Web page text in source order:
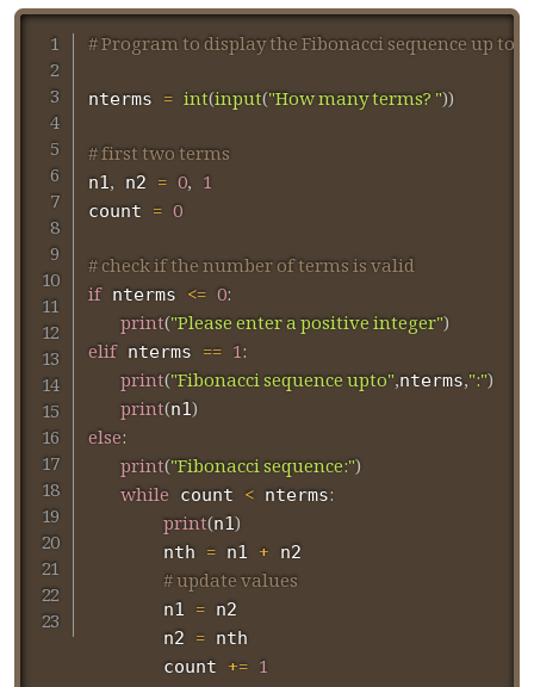
# Program to display the Fibonacci sequence up to
nterms = int(input("How many terms? "))
# first two terms
n1, n2 = 0, 1
count = 0
# check if the number of terms is valid
if nterms <= 0:
print("Please enter a positive integer")
elif nterms == 1:
print("Fibonacci sequence upto",nterms,":")
print(n1)
else:
print("Fibonacci sequence:")
while count < nterms:
print(n1)
       nth
= n1 + n2
# update values
       n1
= n2
       n2
= nth
       count
+= 1